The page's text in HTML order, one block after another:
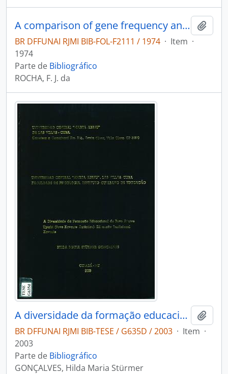
A comparison of gene frequency and anthropometric distance matrices in seven villages of from indian tribes
BR DFFUNAI RJMI BIB-FOL-F2111 / 1974 · Item ·
1974
Parte de Bibliográfico
ROCHA, F. J. da
A diversidade da formação educacional tradicional dos A'Uwe Uptabi (povo Xavante)
BR DFFUNAI RJMI BIB-TESE / G635D / 2003 · Item ·
2003
Parte de Bibliográfico
GONÇALVES, Hilda Maria Stürmer